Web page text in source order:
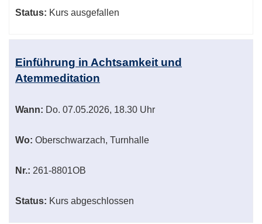
Status: Kurs ausgefallen
Einführung in Achtsamkeit und
Atemmeditation
Wann: Do. 07.05.2026, 18.30 Uhr
Wo: Oberschwarzach, Turnhalle
Nr.: 261-8801OB
Status: Kurs abgeschlossen